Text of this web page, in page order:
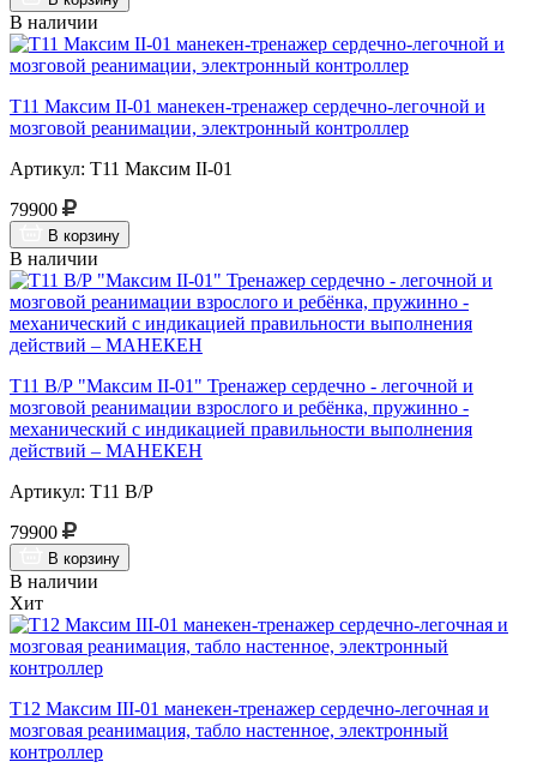
В наличии
Т11 Максим II-01 манекен-тренажер сердечно-легочной и
мозговой реанимации, электронный контроллер
Артикул: Т11 Максим II-01
79900
В корзину
В наличии
Т11 В/Р "Максим II-01" Тренажер сердечно - легочной и
мозговой реанимации взрослого и ребёнка, пружинно -
механический с индикацией правильности выполнения
действий – МАНЕКЕН
Артикул: Т11 В/Р
79900
В корзину
В наличии
Хит
Т12 Максим III-01 манекен-тренажер сердечно-легочная и
мозговая реанимация, табло настенное, электронный
контроллер